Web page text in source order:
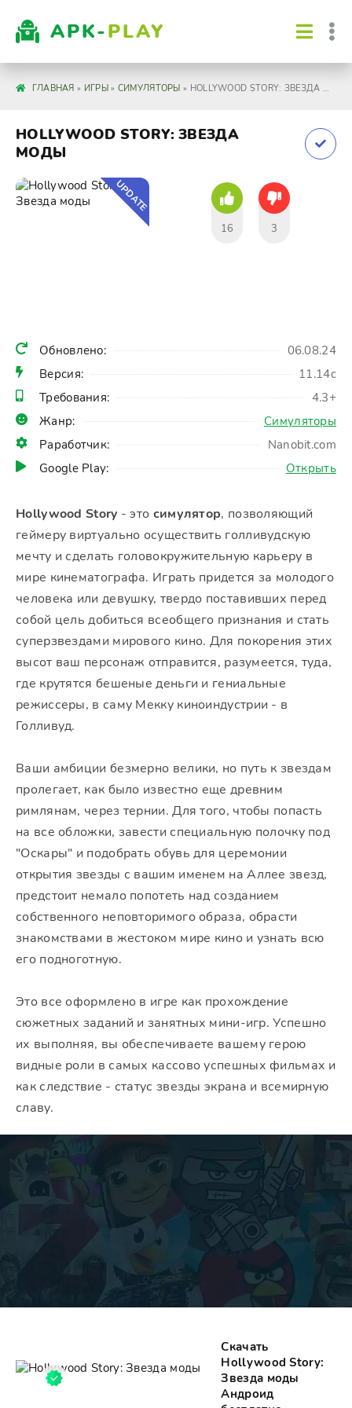
APK-PLAY
ГЛАВНАЯ » ИГРЫ» СИМУЛЯТОРЫ » HOLLYWOOD STORY: ЗВЕЗДА МОДЫ
HOLLYWOOD STORY: ЗВЕЗДА
МОДЫ
Обновлено:
06.08.24
Версия:
11.14c
Требования:
4.3+
Жанр:
Симуляторы
Раработчик:
Nanobit.com
Google Play:
Открыть
UPDATE
16 3
Hollywood Story - это симулятор, позволяющий
геймеру виртуально осуществить голливудскую
мечту и сделать головокружительную карьеру в
мире кинематографа. Играть придется за молодого
человека или девушку, твердо поставивших перед
собой цель добиться всеобщего признания и стать
суперзвездами мирового кино. Для покорения этих
высот ваш персонаж отправится, разумеется, туда,
где крутятся бешеные деньги и гениальные
режиссеры, в саму Мекку киноиндустрии - в
Голливуд.
Ваши амбиции безмерно велики, но путь к звездам
пролегает, как было известно еще древним
римлянам, через тернии. Для того, чтобы попасть
на все обложки, завести специальную полочку под
"Оскары" и подобрать обувь для церемонии
открытия звезды с вашим именем на Аллее звезд,
предстоит немало попотеть над созданием
собственного неповторимого образа, обрасти
знакомствами в жестоком мире кино и узнать всю
его подноготную.
Это все оформлено в игре как прохождение
сюжетных заданий и занятных мини-игр. Успешно
их выполняя, вы обеспечиваете вашему герою
видные роли в самых кассово успешных фильмах и
как следствие - статус звезды экрана и всемирную
славу.
Скачать
Hollywood Story:
Звезда моды
Андроид